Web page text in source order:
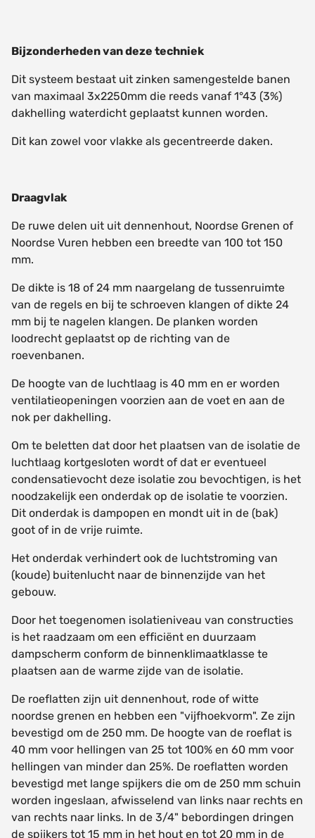
Bijzonderheden van deze techniek
Dit systeem bestaat uit zinken samengestelde banen
van maximaal 3x2250mm die reeds vanaf 1°43 (3%)
dakhelling waterdicht geplaatst kunnen worden.
Dit kan zowel voor vlakke als gecentreerde daken.
Draagvlak
De ruwe delen uit uit dennenhout, Noordse Grenen of
Noordse Vuren hebben een breedte van 100 tot 150
mm.
De dikte is 18 of 24 mm naargelang de tussenruimte
van de regels en bij te schroeven klangen of dikte 24
mm bij te nagelen klangen. De planken worden
loodrecht geplaatst op de richting van de
roevenbanen.
De hoogte van de luchtlaag is 40 mm en er worden
ventilatieopeningen voorzien aan de voet en aan de
nok per dakhelling.
Om te beletten dat door het plaatsen van de isolatie de
luchtlaag kortgesloten wordt of dat er eventueel
condensatievocht deze isolatie zou bevochtigen, is het
noodzakelijk een onderdak op de isolatie te voorzien.
Dit onderdak is dampopen en mondt uit in de (bak)
goot of in de vrije ruimte.
Het onderdak verhindert ook de luchtstroming van
(koude) buitenlucht naar de binnenzijde van het
gebouw.
Door het toegenomen isolatieniveau van constructies
is het raadzaam om een efficiënt en duurzaam
dampscherm conform de binnenklimaatklasse te
plaatsen aan de warme zijde van de isolatie.
De roeflatten zijn uit dennenhout, rode of witte
noordse grenen en hebben een "vijfhoekvorm". Ze zijn
bevestigd om de 250 mm. De hoogte van de roeflat is
40 mm voor hellingen van 25 tot 100% en 60 mm voor
hellingen van minder dan 25%. De roeflatten worden
bevestigd met lange spijkers die om de 250 mm schuin
worden ingeslaan, afwisselend van links naar rechts en
van rechts naar links. In de 3/4" bebordingen dringen
de spijkers tot 15 mm in het hout en tot 20 mm in de